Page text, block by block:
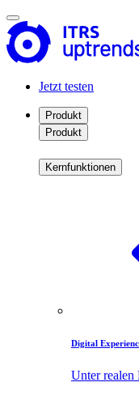
Jetzt testen
Produkt
Produkt
Kernfunktionen
Digital
Unter realen